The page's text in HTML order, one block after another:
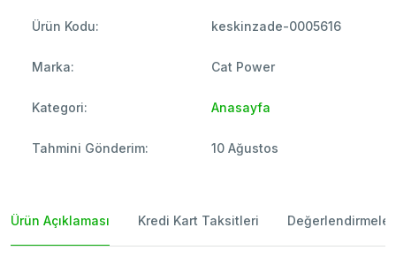
Ürün Kodu: keskinzade-0005616
Marka: Cat Power
Kategori: Anasayfa
Tahmini Gönderim: 10 Ağustos
Ürün Açıklaması Kredi Kart Taksitleri Değerlendirmeler